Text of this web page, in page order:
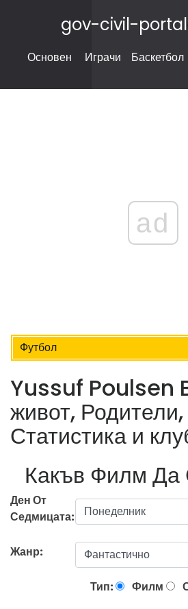
gov-civil-
Основен Играчи Баскетбол
ad
Футбол
Yussuf Poulsen
живот, Родители,
Статистика и
Какъв Филм Да
Ден От
Седмицата:
Жанр:
Тип: Филм